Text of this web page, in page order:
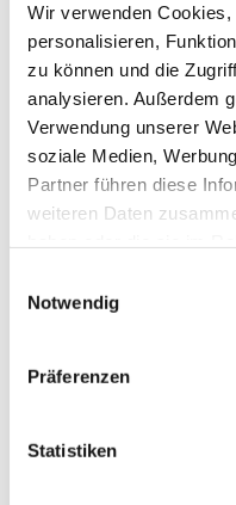
Wir verwenden
personalisieren,
zu können und die
analysieren. Außerdem
Verwendung unserer
soziale Medien,
Partner führen diese
weiteren Daten
Notwendig
Präferenzen
Statistiken
Sonntag, 30.
Uhr
Pfarrkirche
August-